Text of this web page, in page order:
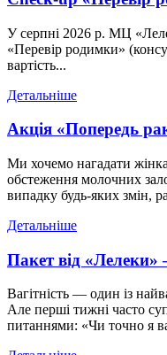
У серпні 2026 р. МЦ
«Перевір родимки»
вартість...
Детальніше
Акція «Попередь
Ми хочемо нагадати
обстеження молочних
випадку будь-яких змін,
Детальніше
Пакет від
Вагітність — один із
Але перші тижні часто
питаннями: «Чи точно я